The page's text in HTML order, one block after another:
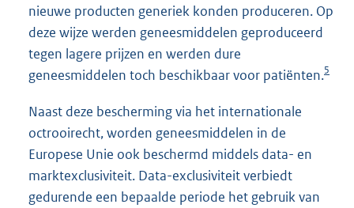
nieuwe producten generiek konden produceren. Op
deze wijze werden geneesmiddelen geproduceerd
tegen lagere prijzen en werden dure
geneesmiddelen toch beschikbaar voor patiënten.5
Naast deze bescherming via het internationale
octrooirecht, worden geneesmiddelen in de
Europese Unie ook beschermd middels data- en
marktexclusiviteit. Data-exclusiviteit verbiedt
gedurende een bepaalde periode het gebruik van